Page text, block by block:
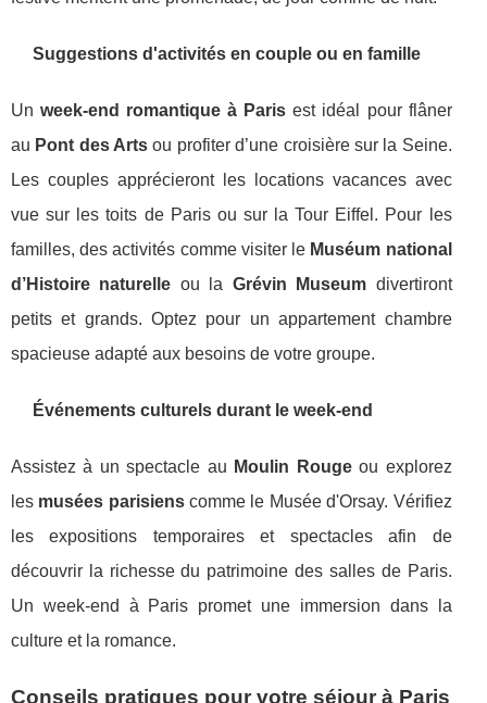
Suggestions d'activités en couple ou en famille
Unweek-end romantique à Paris est idéal pour flâner
au Pont des Arts ou profiter d’une croisière sur la Seine.
Les couples apprécieront les locations vacances avec
vue sur les toits de Paris ou sur la Tour Eiffel. Pour les
familles, des activités comme visiter le Muséum national
d’Histoire naturelle ou la Grévin Museum divertiront
petits et grands. Optez pour un appartement chambre
spacieuse adapté aux besoins de votre groupe.
Événements culturels durant le week-end
Assistez à un spectacle au Moulin Rougeou explorez
les musées parisienscomme le Musée d'Orsay. Vérifiez
les expositions temporaires et spectacles afin de
découvrir la richesse du patrimoine des salles de Paris.
Un week-end à Paris promet une immersion dans la
culture et la romance.
Conseils pratiques pour votre séjour à Paris